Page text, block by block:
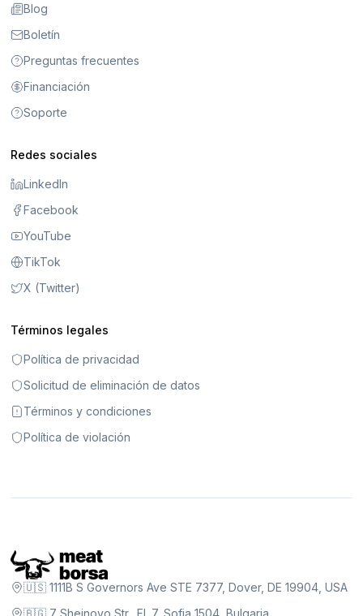
Blog
Boletín
Preguntas frecuentes
Financiación
Soporte
Redes sociales
LinkedIn
Facebook
YouTube
TikTok
X (Twitter)
Términos legales
Política de privacidad
Solicitud de eliminación de datos
Términos y condiciones
Política de violación
🇺🇸 1111B S Governors Ave STE 7377, Dover, DE 19904, USA
🇧🇬 7 Sheinovo Str., Fl. 7, Sofia 1504, Bulgaria